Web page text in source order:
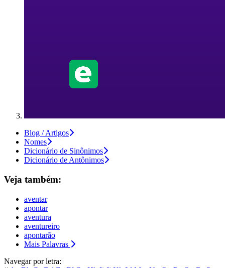
Blog / Artigos
Nomes
Dicionário de Sinônimos
Dicionário de Antônimos
Veja também:
aventar
apontar
aventura
aventureiro
apontarão
Mais Palavras
Navegar por letra: